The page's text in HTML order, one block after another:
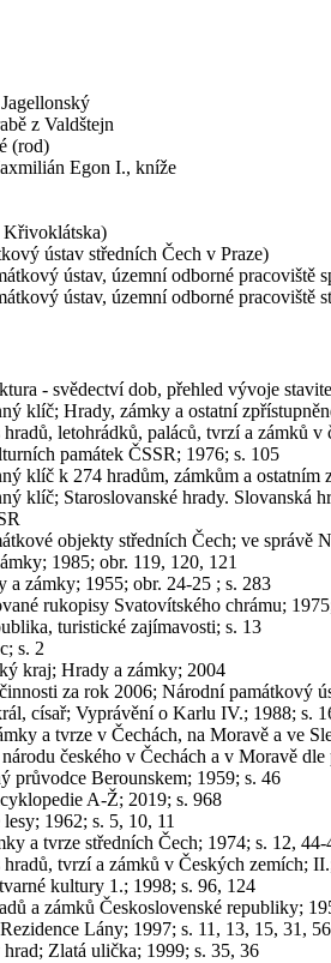
z Valdštejn
(rod)
Egon I., kníže
Křivoklátska)
ústav středních Čech v Praze)
ústav, územní odborné pracoviště
ústav, územní odborné pracoviště
- svědectví dob, přehled vývoje
klíč; Hrady, zámky a ostatní
letohrádků, paláců, tvrzí a zámků
památek ČSSR; 1976; s. 105
klíč k 274 hradům, zámkům a
klíč; Staroslovanské hrady. Slovanská
objekty středních Čech; ve správě
1985; obr. 119, 120, 121
a zámky; 1955; obr. 24-25 ; s. 283
rukopisy Svatovítského chrámu;
turistické zajímavosti; s. 13
s. 2
kraj; Hrady a zámky; 2004
za rok 2006; Národní památkový
císař; Vyprávění o Karlu IV.; 1988; s.
a tvrze v Čechách, na Moravě a ve
českého v Čechách a v Moravě
průvodce Berounskem; 1959; s. 46
A-Ž; 2019; s. 968
1962; s. 5, 10, 11
a tvrze středních Čech; 1974; s. 12, 44-
hradů, tvrzí a zámků v Českých zemích;
kultury 1.; 1998; s. 96, 124
a zámků Československé republiky;
Lány; 1997; s. 11, 13, 15, 31, 56
Zlatá ulička; 1999; s. 35, 36